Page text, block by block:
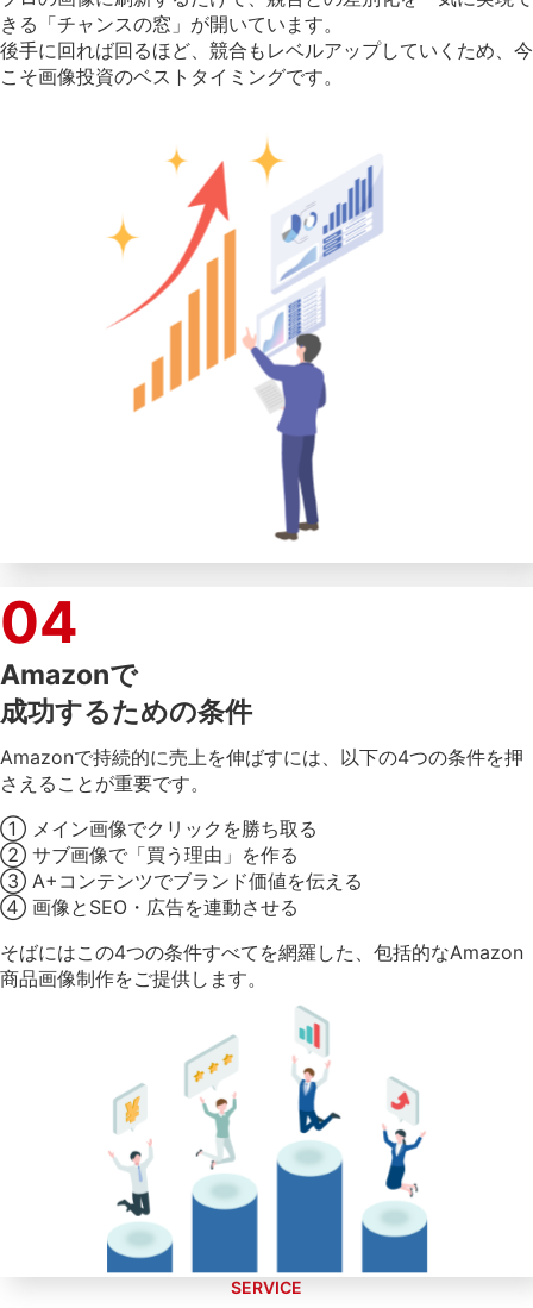
きる「チャンスの窓」が開いています。
後手に回れば回るほど、競合もレベルアップしていくため、今
こそ画像投資のベストタイミングです。
04
Amazonで
成功するための条件
Amazonで持続的に売上を伸ばすには、以下の4つの条件を押
さえることが重要です。
① メイン画像でクリックを勝ち取る
② サブ画像で「買う理由」を作る
③ A+コンテンツでブランド価値を伝える
④ 画像とSEO・広告を連動させる
そばにはこの4つの条件すべてを網羅した、包括的なAmazon
商品画像制作をご提供します。
SERVICE